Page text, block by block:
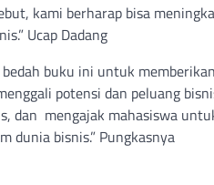
kami berharap bisa
Ucap Dadang
buku ini untuk
potensi dan peluang
dan mengajak mahasiswa
dunia bisnis.” Pungkasnya